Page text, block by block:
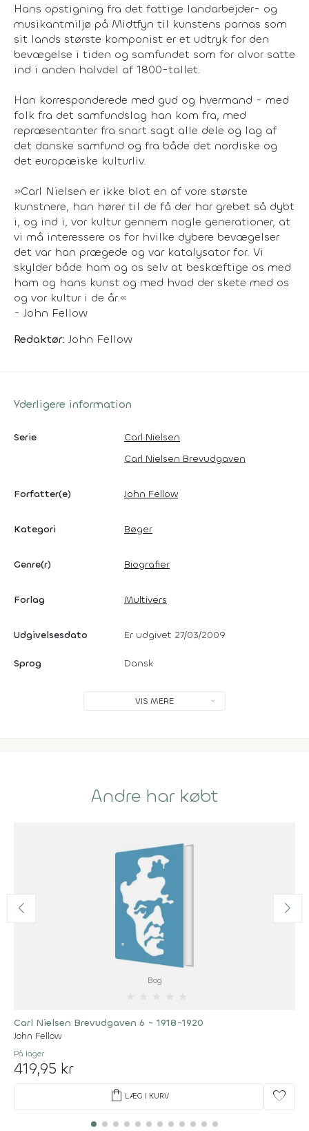
Hans opstigning fra det fattige landarbejder- og
musikantmiljø på Midtfyn til kunstens parnas som
sit lands største komponist er et udtryk for den
bevægelse i tiden og samfundet som for alvor satte
ind i anden halvdel af 1800-tallet.
Han korresponderede med gud og hvermand - med
folk fra det samfundslag han kom fra, med
repræsentanter fra snart sagt alle dele og lag af
det danske samfund og fra både det nordiske og
det europæiske kulturliv.
»Carl Nielsen er ikke blot en af vore største
kunstnere, han hører til de få der har grebet så dybt
i, og ind i, vor kultur gennem nogle generationer, at
vi må interessere os for hvilke dybere bevægelser
det var han prægede og var katalysator for. Vi
skylder både ham og os selv at beskæftige os med
ham og hans kunst og med hvad der skete med os
og vor kultur i de år.«
- John Fellow
Redaktør: John Fellow
Yderligere information
Serie
Carl Nielsen
Carl Nielsen Brevudgaven
Forfatter(e) John Fellow
Kategori Bøger
Genre(r) Biografier
Forlag Multivers
Udgivelsesdato Er udgivet 27/03/2009
Sprog Dansk
VIS MERE
Andre har købt
Bog
Carl Nielsen Brevudgaven 6 - 1918-1920
John Fellow
På lager
419,95 kr
shopping_bag LÆG I KURV favorite